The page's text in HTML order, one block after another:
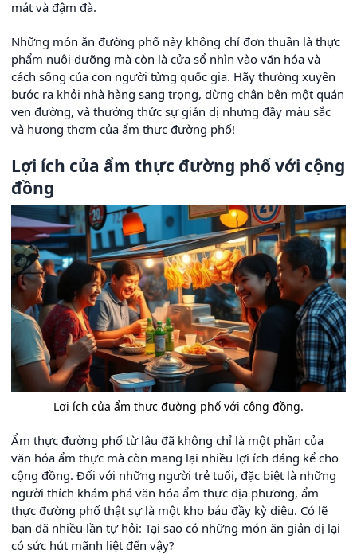
mát và đậm đà.
Những món ăn đường phố này không chỉ đơn thuần là thực
phẩm nuôi dưỡng mà còn là cửa sổ nhìn vào văn hóa và
cách sống của con người từng quốc gia. Hãy thường xuyên
bước ra khỏi nhà hàng sang trọng, dừng chân bên một quán
ven đường, và thưởng thức sự giản dị nhưng đầy màu sắc
và hương thơm của ẩm thực đường phố!
Lợi ích của ẩm thực đường phố với cộng
đồng
Lợi ích của ẩm thực đường phố với cộng đồng.
Ẩm thực đường phố từ lâu đã không chỉ là một phần của
văn hóa ẩm thực mà còn mang lại nhiều lợi ích đáng kể cho
cộng đồng. Đối với những người trẻ tuổi, đặc biệt là những
người thích khám phá văn hóa ẩm thực địa phương, ẩm
thực đường phố thật sự là một kho báu đầy kỳ diệu. Có lẽ
bạn đã nhiều lần tự hỏi: Tại sao có những món ăn giản dị lại
có sức hút mãnh liệt đến vậy?